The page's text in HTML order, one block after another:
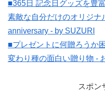
■365日 記念日グッズを豊
素敵な自分だけのオリジ
anniversary - by SUZURI
■プレゼントに何贈ろうか
変わり種の面白い贈り物 -
スポン